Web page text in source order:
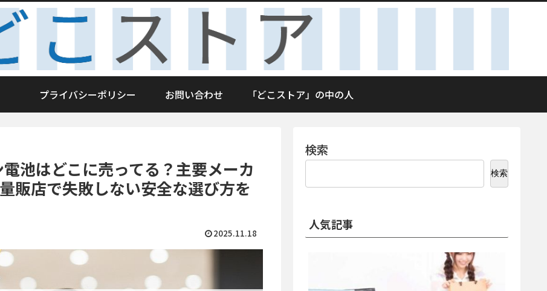
プライバシーポリシー お問い合わせ 「どこストア」の中の人
池はどこに売ってる？主要メーカ
販店で失敗しない安全な選び方を
2025.11.18
検索
検索
人気記事